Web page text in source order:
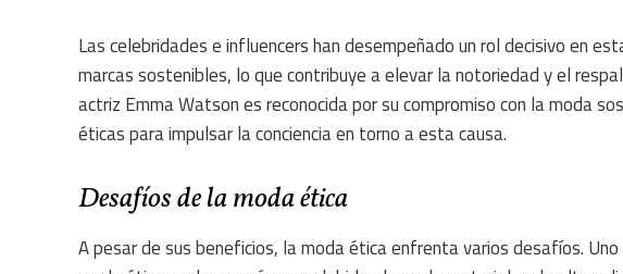
Las celebridades e influencers han desempeñado un rol decisivo en
marcas sostenibles, lo que contribuye a elevar la notoriedad y el
actriz Emma Watson es reconocida por su compromiso con la moda
éticas para impulsar la conciencia en torno a esta causa.
Desafíos de la moda ética
A pesar de sus beneficios, la moda ética enfrenta varios desafíos.